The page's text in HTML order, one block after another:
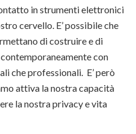
in strumenti elettronici
cervello. E’ possibile che
di costruire e di
con
che professionali. E’ però
attiva la nostra capacità
la nostra privacy e vita